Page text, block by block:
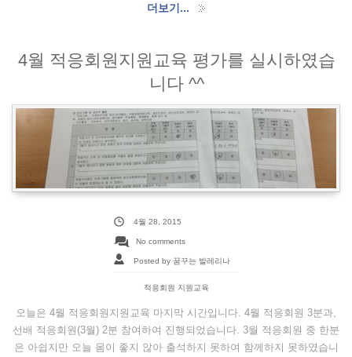
더보기...
4월 적응회원지원교육 평가를 실시하였습
니다 ^^
4월 28, 2015
No comments
Posted by 꿈꾸는 발레리나
적응회원 지원교육
오늘은 4월 적응회원지원교육 마지막 시간입니다. 4월 적응회원 3분과,
선배 적응회원(3월) 2분 참여하여 진행되었습니다. 3월 적응회원 중 한분
은 아쉽지만 오늘 몸이 좋지 않아 출석하지 못하여 함께하지 못하였습니